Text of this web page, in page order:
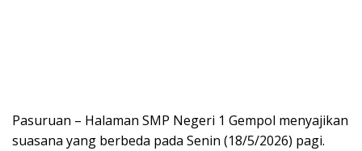
Pasuruan – Halaman SMP Negeri 1 Gempol menyajikan
suasana yang berbeda pada Senin (18/5/2026) pagi.